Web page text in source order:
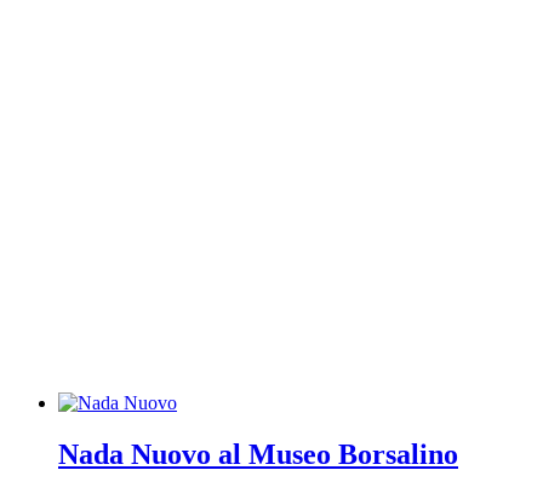
Nada Nuovo al Museo Borsalino